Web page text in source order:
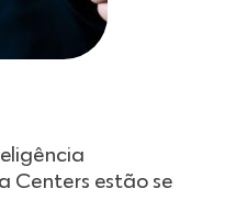
Centers estão se